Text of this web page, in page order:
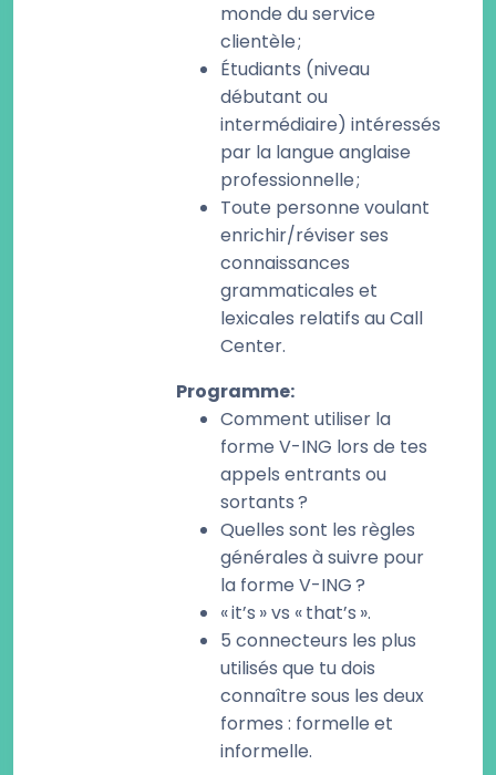
monde du service
clientèle ;
Étudiants (niveau
débutant ou
intermédiaire) intéressés
par la langue anglaise
professionnelle ;
Toute personne voulant
enrichir/réviser ses
connaissances
grammaticales et
lexicales relatifs au Call
Center.
Programme:
Comment utiliser la
forme V-ING lors de tes
appels entrants ou
sortants ?
Quelles sont les règles
générales à suivre pour
la forme V-ING ?
« it’s » vs « that’s ».
5 connecteurs les plus
utilisés que tu dois
connaître sous les deux
formes : formelle et
informelle.